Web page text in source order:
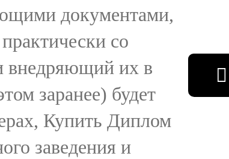
документами,
со
внедряющий их в
заранее) будет
Купить Диплом
заведения и